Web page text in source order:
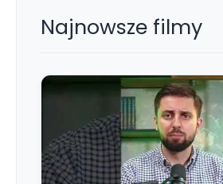
Najnowsze filmy